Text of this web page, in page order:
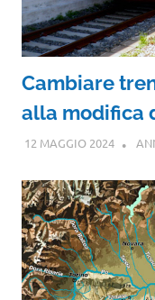
Cambiare
alla modifica
12 MAGGIO 2024